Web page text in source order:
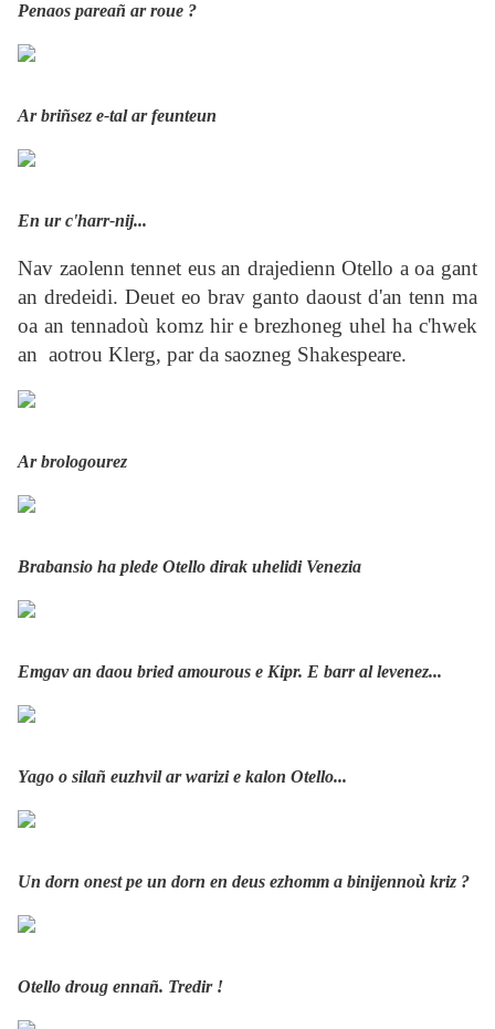
Penaos pareañ ar roue ?
Ar briñsez e-tal ar feunteun
En ur c'harr-nij...
Nav zaolenn tennet eus an drajedienn Otello a oa gant
an dredeidi. Deuet eo brav ganto daoust d'an tenn ma
oa an tennadoù komz hir e brezhoneg uhel ha c'hwek
an aotrou Klerg, par da saozneg Shakespeare.
Ar brologourez
Brabansio ha plede Otello dirak uhelidi Venezia
Emgav an daou bried amourous e Kipr. E barr al levenez...
Yago o silañ euzhvil ar warizi e kalon Otello...
Un dorn onest pe un dorn en deus ezhomm a binijennoù kriz ?
Otello droug ennañ. Tredir !